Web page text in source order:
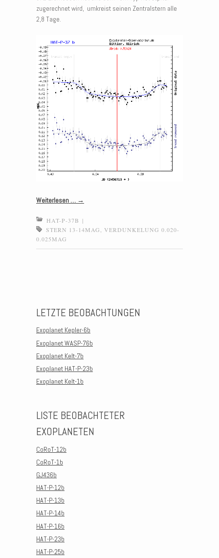
zugerechnet wird, umkreist seinen Zentralstern alle
2,8 Tage.
Weiterlesen … →
HAT-P-37B |
STERN 13-14MAG
VERDUNKELUNG 0.020-
0.025MAG
LETZTE BEOBACHTUNGEN
Exoplanet Kepler-6b
Exoplanet WASP-76b
Exoplanet Kelt-7b
Exoplanet HAT-P-23b
Exoplanet Kelt-1b
LISTE BEOBACHTETER
EXOPLANETEN
CoRoT-12b
CoRoT-1b
GJ436b
HAT-P-12b
HAT-P-13b
HAT-P-14b
HAT-P-16b
HAT-P-23b
HAT-P-25b